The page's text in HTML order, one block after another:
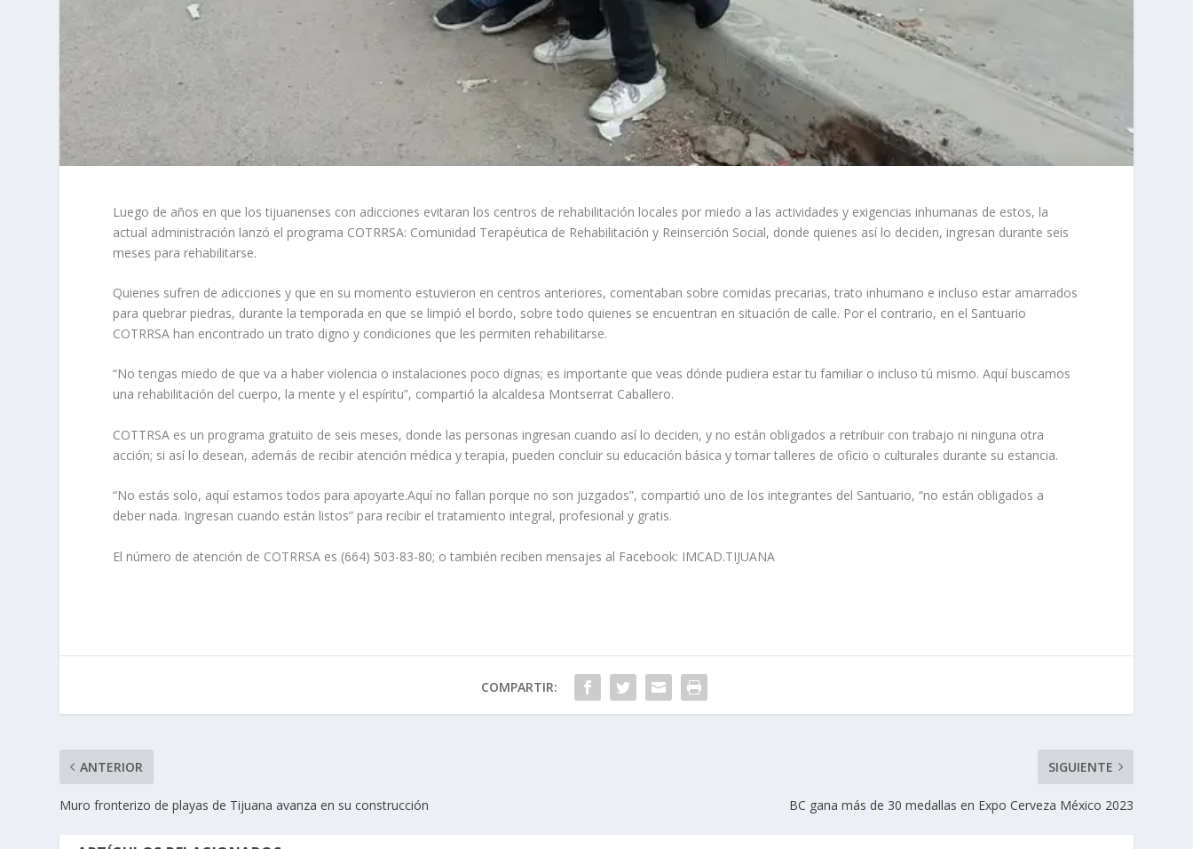
Luego de años en que los tijuanenses con adicciones evitaran los centros de rehabilitación locales por miedo a las actividades y exigencias inhumanas de estos, la
actual administración lanzó el programa COTRRSA: Comunidad Terapéutica de Rehabilitación y Reinserción Social, donde quienes así lo deciden, ingresan durante seis
meses para rehabilitarse.
Quienes sufren de adicciones y que en su momento estuvieron en centros anteriores, comentaban sobre comidas precarias, trato inhumano e incluso estar amarrados
para quebrar piedras, durante la temporada en que se limpió el bordo, sobre todo quienes se encuentran en situación de calle. Por el contrario, en el Santuario
COTRRSA han encontrado un trato digno y condiciones que les permiten rehabilitarse.
“No tengas miedo de que va a haber violencia o instalaciones poco dignas; es importante que veas dónde pudiera estar tu familiar o incluso tú mismo. Aquí buscamos
una rehabilitación del cuerpo, la mente y el espíritu”, compartió la alcaldesa Montserrat Caballero.
COTTRSA es un programa gratuito de seis meses, donde las personas ingresan cuando así lo deciden, y no están obligados a retribuir con trabajo ni ninguna otra
acción; si así lo desean, además de recibir atención médica y terapia, pueden concluir su educación básica y tomar talleres de oficio o culturales durante su estancia.
“No estás solo, aquí estamos todos para apoyarte.Aquí no fallan porque no son juzgados”, compartió uno de los integrantes del Santuario, “no están obligados a
deber nada. Ingresan cuando están listos” para recibir el tratamiento integral, profesional y gratis.
El número de atención de COTRRSA es (664) 503-83-80; o también reciben mensajes al Facebook: IMCAD.TIJUANA
COMPARTIR:
ANTERIOR
Muro fronterizo de playas de Tijuana avanza en su construcción
SIGUIENTE
BC gana más de 30 medallas en Expo Cerveza México 2023